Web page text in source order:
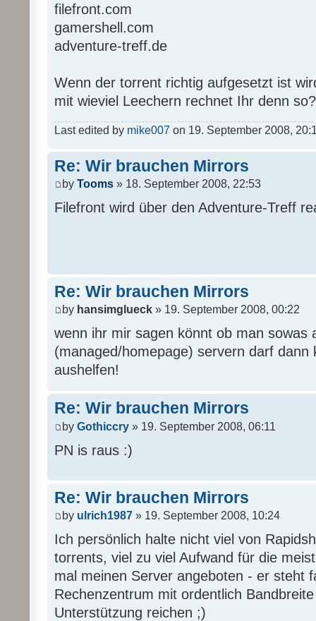
filefront.com
gamershell.com
adventure-treff.de
Wenn der torrent richtig aufgesetzt ist
mit wieviel Leechern rechnet Ihr denn so?
Last edited by mike007 on 19. September 2008,
Re: Wir brauchen Mirrors
by Tooms » 18. September 2008, 22:53
Filefront wird über den Adventure-Treff
Re: Wir brauchen Mirrors
by hansimglueck » 19. September 2008, 00:22
wenn ihr mir sagen könnt ob man sowas
(managed/homepage) servern darf
aushelfen!
Re: Wir brauchen Mirrors
by Gothiccry » 19. September 2008, 06:11
PN is raus :)
Re: Wir brauchen Mirrors
by ulrich1987 » 19. September 2008, 10:24
Ich persönlich halte nicht viel von
torrents, viel zu viel Aufwand für die
mal meinen Server angeboten - er steht
Rechenzentrum mit ordentlich
Unterstützung reichen ;)